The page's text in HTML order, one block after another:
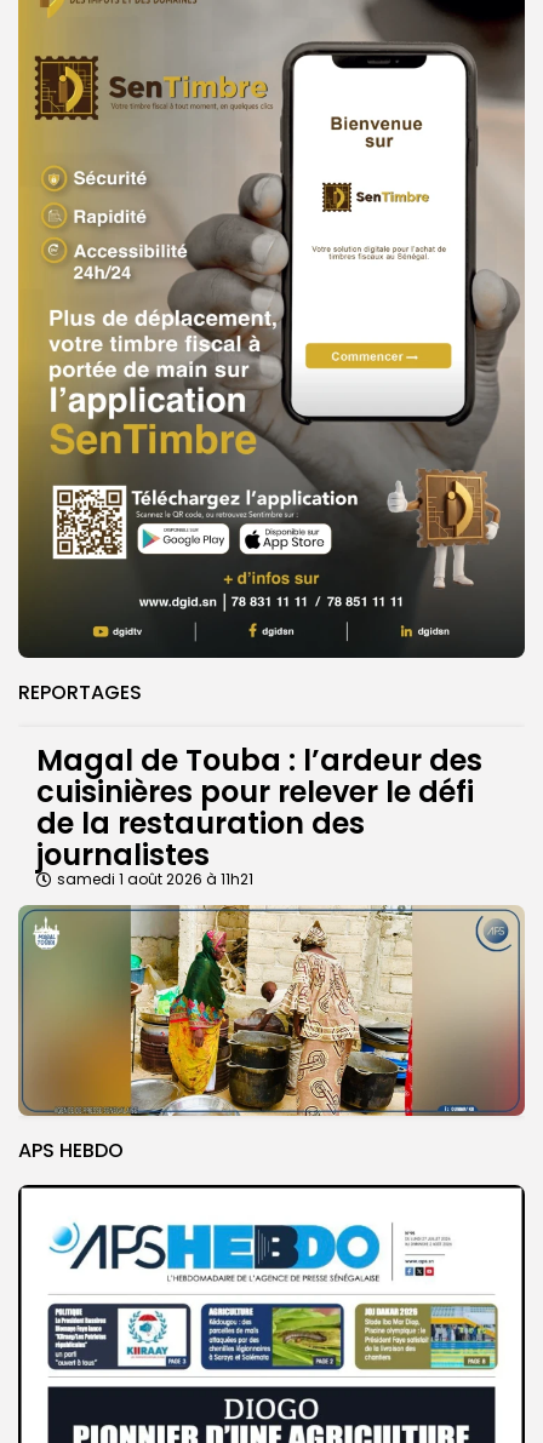
REPORTAGES
Magal de Touba : l’ardeur des
cuisinières pour relever le défi
de la restauration des
journalistes
samedi 1 août 2026 à 11h21
APS HEBDO